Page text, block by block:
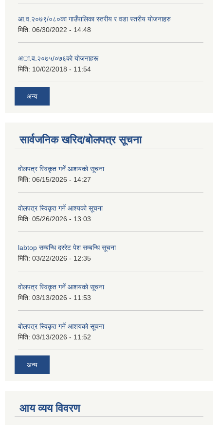
आ.व.२०७९/०८०का गाउँपालिका स्तरीय र वडा स्तरीय योजनाहरु
मिति: 06/30/2022 - 14:48
अा‍‍.व.२०७५/०७६काे याेजनाहरू
मिति: 10/02/2018 - 11:54
अन्य
सार्वजनिक खरिद/बोलपत्र सूचना
वोलपत्र स्विकृत गर्ने आशयको सूचना
मिति: 06/15/2026 - 14:27
वोलपत्र स्विकृत गर्ने आश्यको सूचना
मिति: 05/26/2026 - 13:03
labtop सम्बन्धि दररेट पेश सम्बन्धि सूचना
मिति: 03/22/2026 - 12:35
वोलपत्र स्विकृत गर्ने आशयको सूचना
मिति: 03/13/2026 - 11:53
बोलपत्र स्विकृत गर्ने आशयको सूचना
मिति: 03/13/2026 - 11:52
अन्य
आय व्यय विवरण